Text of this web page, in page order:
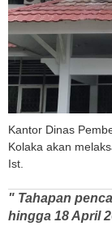
Kantor Dinas
Kolaka akan
Ist.
" Tahapan
hingga 18 April